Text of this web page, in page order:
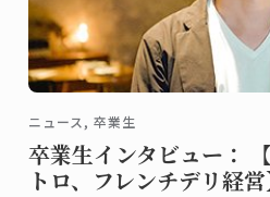
ニュース, 卒業生
卒業生インタビュー：
トロ、フレンチデリ経